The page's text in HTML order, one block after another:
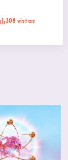
308 vistas